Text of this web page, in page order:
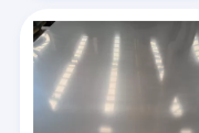
Produk